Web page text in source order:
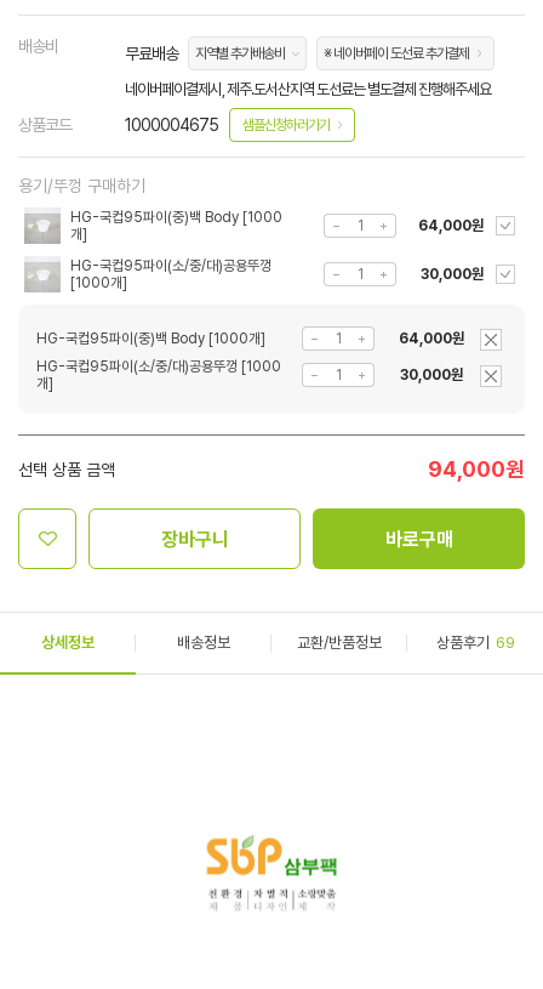
배송비 무료배송 지역별 추가배송비 ※ 네이버페이 도선료 추가결제
네이버페이결제시, 제주.도서산지역 도선료는 별도결제 진행해주세요
상품코드 1000004675 샘플신청하러가기
용기/뚜껑 구매하기
HG-국컵95파이(중)백 Body [1000
개]
64,000원
HG-국컵95파이(소/중/대)공용뚜껑
[1000개]
30,000원
HG-국컵95파이(중)백 Body [1000개]
64,000원
HG-국컵95파이(소/중/대)공용뚜껑 [1000
개]
30,000원
선택 상품 금액 94,000원
장바구니 바로구매
상세정보 배송정보 교환/반품정보 상품후기 69